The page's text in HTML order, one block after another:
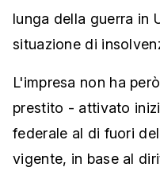
lunga della guerra in
situazione di
L'impresa non ha
prestito - attivato
federale al di fuori
vigente, in base al